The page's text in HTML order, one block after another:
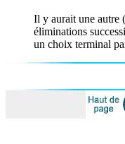
Il y aurait une autre
éliminations
un choix terminal